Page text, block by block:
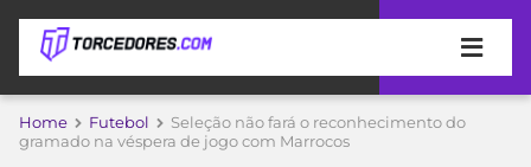
APOSTAS
Home Futebol
Seleção não fará o reconhecimento do
gramado na véspera de jogo com Marrocos